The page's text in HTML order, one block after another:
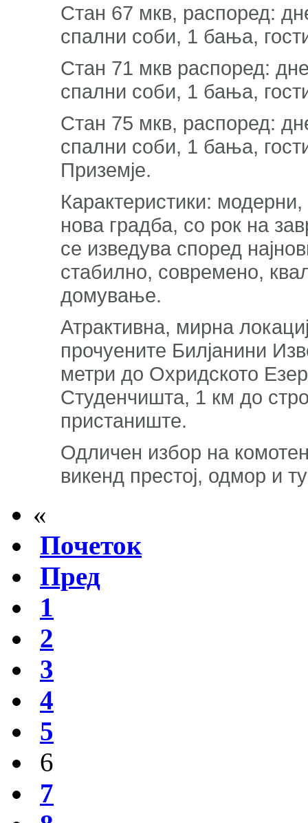
Стан 67 мкв, распоред:
спални соби, 1 бања,
Стан 71 мкв распоред:
спални соби, 1 бања,
Стан 75 мкв, распоред:
спални соби, 1 бања,
Приземје.
Карактеристики:
нова градба, со рок на
се изведува според
стабилно, современо,
домување.
Атрактивна, мирна
прочуените Билјанини
метри до Охридското
Студенчишта, 1 км до
пристаниште.
Одличен избор на
викенд престој, одмор и
«
Почеток
Пред
1
2
3
4
5
6
7